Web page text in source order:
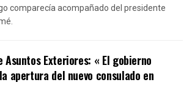
comparecía acompañado del presidente
Asuntos Exteriores: « El gobierno
apertura del nuevo consulado en